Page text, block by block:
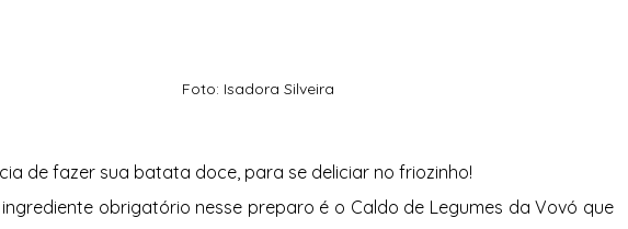
Foto: Isadora Silveira
de fazer sua batata doce, para se deliciar no friozinho!
obrigatório nesse preparo é o Caldo de Legumes da Vovó que